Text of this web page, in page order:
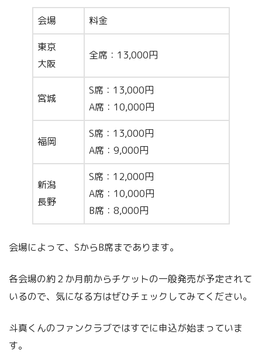
会場 料金
東京
大阪
全席：13,000円
宮城
S席：13,000円
A席：10,000円
福岡
S席：13,000円
A席：9,000円
新潟
長野
S席：12,000円
A席：10,000円
B席：8,000円
会場によって、SからB席まであります。
各会場の約２か月前からチケットの一般発売が予定されて
いるので、気になる方はぜひチェックしてみてください。
斗真くんのファンクラブではすでに申込が始まっていま
す。